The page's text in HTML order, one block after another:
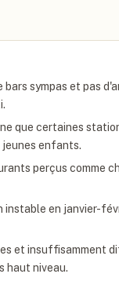
sympas et pas
que certaines
enfants.
perçus comme
instable en janvier-
et insuffisamment
haut niveau.